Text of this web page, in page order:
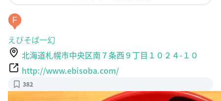
えびそば一幻
http://www.ebisoba.com/
382